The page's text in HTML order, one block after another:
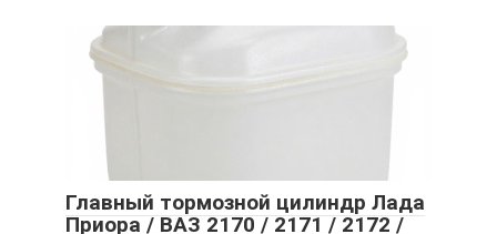
Главный тормозной цилиндр Лада
Приора / ВАЗ 2170 / 2171 / 2172 /